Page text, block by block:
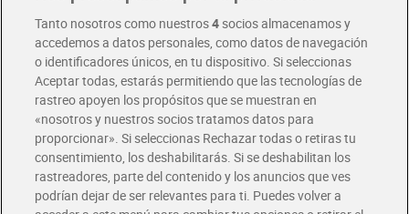
Envío gratis por compras superiores a 100€
Envío estandar por 4,99€
Glovo y Uber Eats
Solicita tu factura de Glovo o Uber Eats
Únete al CLUB Dia
Tanto nosotros como nuestros4socios almacenamos y
accedemos a datos personales, como datos de navegación
o identificadores únicos, en tu dispositivo. Si seleccionas
Aceptar todas, estarás permitiendo que las tecnologías de
rastreo apoyen los propósitos que se muestran en
«nosotros y nuestros socios tratamos datos para
proporcionar». Si seleccionas Rechazar todas o retiras tu
consentimiento, los deshabilitarás. Si se deshabilitan los
rastreadores, parte del contenido y los anuncios que ves
podrían dejar de ser relevantes para ti. Puedes volver a